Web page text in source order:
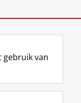
R
S
I
n
Y
o
gebruik van